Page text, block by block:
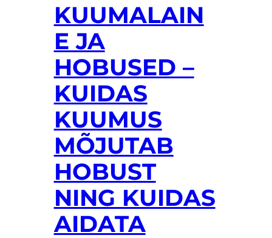
KUUMALAIN
E JA
HOBUSED –
KUIDAS
KUUMUS
MÕJUTAB
HOBUST
NING KUIDAS
AIDATA